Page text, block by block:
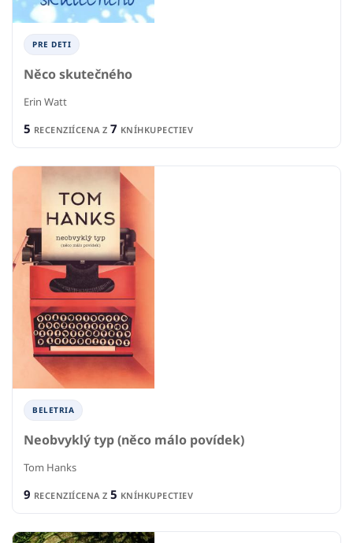
PRE DETI
Něco skutečného
Erin Watt
5 RECENZIÍCENA Z 7 KNÍHKUPECTIEV
BELETRIA
Neobvyklý typ (něco málo povídek)
Tom Hanks
9 RECENZIÍCENA Z 5 KNÍHKUPECTIEV